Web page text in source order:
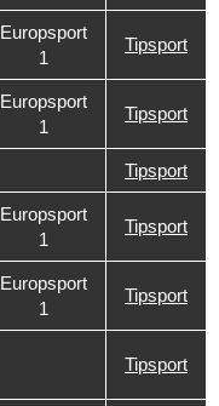
Europsport
1
Tipsport
Europsport
1
Tipsport
Tipsport
Europsport
1
Tipsport
Europsport
1
Tipsport
Tipsport